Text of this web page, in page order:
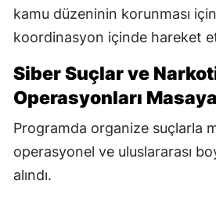
kamu düzeninin korunması
koordinasyon içinde hareket
Siber Suçlar ve
Operasyonları Masaya
Programda organize suçlarla
operasyonel ve uluslararası
alındı.